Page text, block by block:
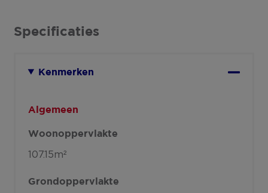
Specificaties
Kenmerken
Algemeen
Woonoppervlakte
107.15m²
Grondoppervlakte